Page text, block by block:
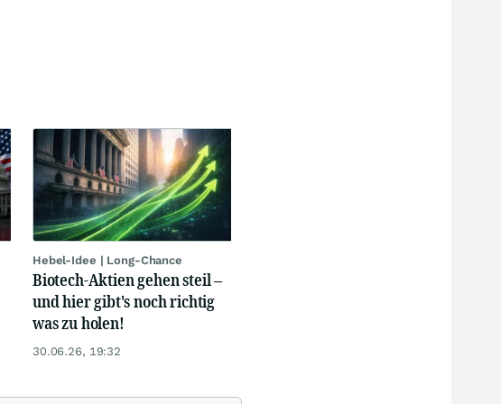
Hebel-Idee | Long-Chance
Biotech-Aktien gehen steil –
und hier gibt's noch richtig
was zu holen!
30.06.26, 19:32